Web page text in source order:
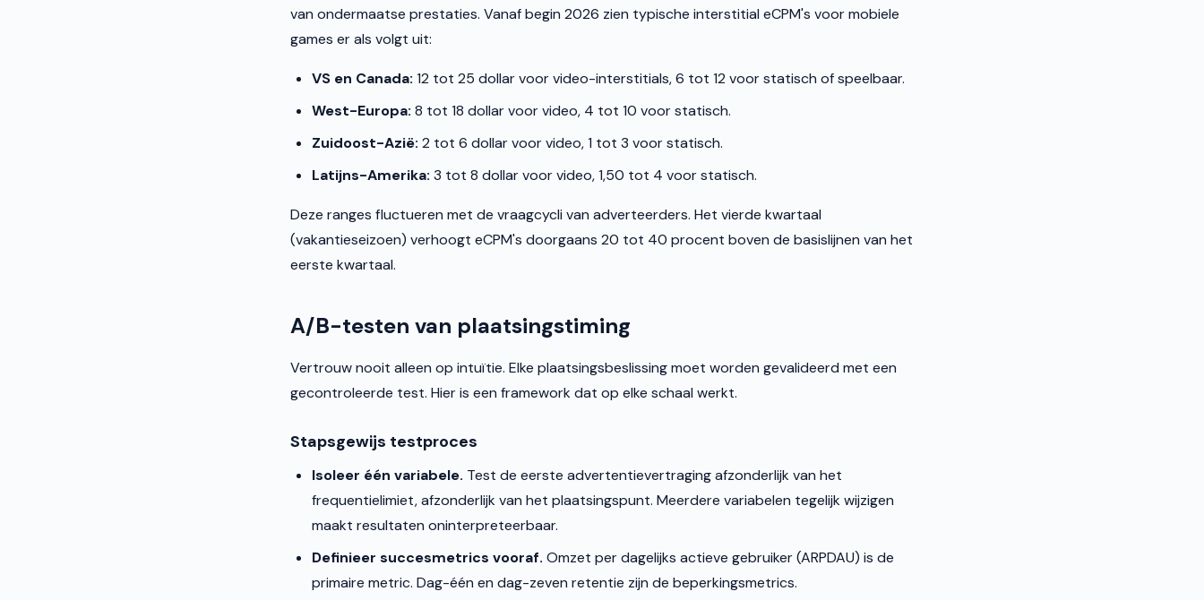
van ondermaatse prestaties. Vanaf begin 2026 zien typische interstitial eCPM's voor mobiele
games er als volgt uit:
VS en Canada: 12 tot 25 dollar voor video-interstitials, 6 tot 12 voor statisch of speelbaar.
West-Europa: 8 tot 18 dollar voor video, 4 tot 10 voor statisch.
Zuidoost-Azië: 2 tot 6 dollar voor video, 1 tot 3 voor statisch.
Latijns-Amerika: 3 tot 8 dollar voor video, 1,50 tot 4 voor statisch.
Deze ranges fluctueren met de vraagcycli van adverteerders. Het vierde kwartaal
(vakantieseizoen) verhoogt eCPM's doorgaans 20 tot 40 procent boven de basislijnen van het
eerste kwartaal.
A/B-testen van plaatsingstiming
Vertrouw nooit alleen op intuïtie. Elke plaatsingsbeslissing moet worden gevalideerd met een
gecontroleerde test. Hier is een framework dat op elke schaal werkt.
Stapsgewijs testproces
Isoleer één variabele. Test de eerste advertentievertraging afzonderlijk van het
frequentielimiet, afzonderlijk van het plaatsingspunt. Meerdere variabelen tegelijk wijzigen
maakt resultaten oninterpreteerbaar.
Definieer succesmetrics vooraf. Omzet per dagelijks actieve gebruiker (ARPDAU) is de
primaire metric. Dag-één en dag-zeven retentie zijn de beperkingsmetrics.